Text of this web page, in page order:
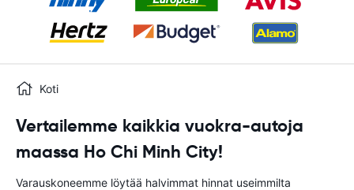
Koti
Vertailemme kaikkia vuokra-autoja
maassa Ho Chi Minh City!
Varauskoneemme löytää halvimmat hinnat useimmilta